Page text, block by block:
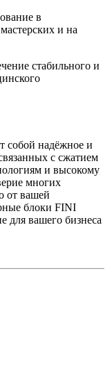
в
и на
стабильного и
собой надёжное и
с сжатием
и высокому
многих
от вашей
блоки FINI
для вашего бизнеса